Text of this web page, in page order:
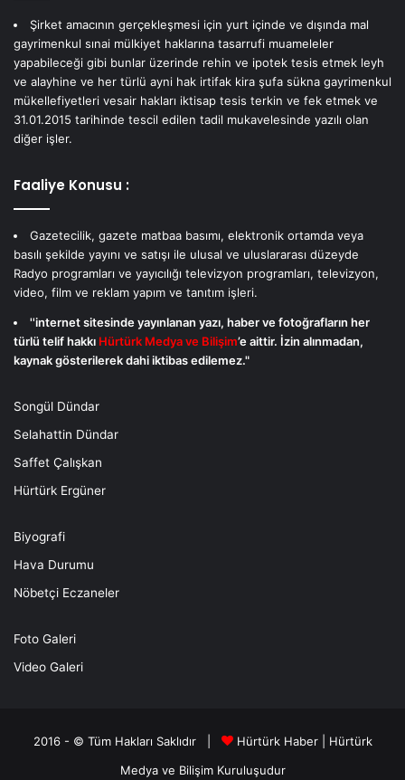
Şirket amacının gerçekleşmesi için yurt içinde ve dışında mal
gayrimenkul sınai mülkiyet haklarına tasarrufi muameleler
yapabileceği gibi bunlar üzerinde rehin ve ipotek tesis etmek leyh
ve alayhine ve her türlü ayni hak irtifak kira şufa sükna gayrimenkul
mükellefiyetleri vesair hakları iktisap tesis terkin ve fek etmek ve
31.01.2015 tarihinde tescil edilen tadil mukavelesinde yazılı olan
diğer işler.
Faaliye Konusu :
Gazetecilik, gazete matbaa basımı, elektronik ortamda veya
basılı şekilde yayını ve satışı ile ulusal ve uluslararası düzeyde
Radyo programları ve yayıcılığı televizyon programları, televizyon,
video, film ve reklam yapım ve tanıtım işleri.
''internet sitesinde yayınlanan yazı, haber ve fotoğrafların her
türlü telif hakkı Hürtürk Medya ve Bilişim’e aittir. İzin alınmadan,
kaynak gösterilerek dahi iktibas edilemez."
Songül Dündar
Selahattin Dündar
Saffet Çalışkan
Hürtürk Ergüner
Biyografi
Hava Durumu
Nöbetçi Eczaneler
Foto Galeri
Video Galeri
2016 - © Tüm Hakları Saklıdır | Hürtürk Haber
Hürtürk
Medya ve BilişimKuruluşudur